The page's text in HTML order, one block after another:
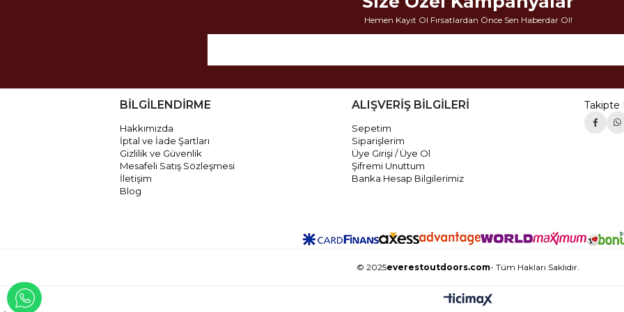
Hemen Kayıt Ol Fırsatlardan Önce Sen Haberdar Ol!
BİLGİLENDİRME
Hakkımızda
İptal ve İade Şartları
Gizlilik ve Güvenlik
Mesafeli Satış Sözleşmesi
İletişim
Blog
ALIŞVERİŞ BİLGİLERİ
Sepetim
Siparişlerim
Üye Girişi / Üye Ol
Şifremi Unuttum
Banka Hesap Bilgilerimiz
Takipte
© 2025everestoutdoors.com- Tüm Hakları Saklıdır.